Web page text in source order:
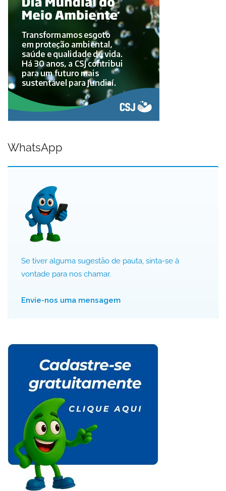
WhatsApp
Se tiver alguma sugestão de pauta, sinta-se à
vontade para nos chamar.
Envie-nos uma mensagem